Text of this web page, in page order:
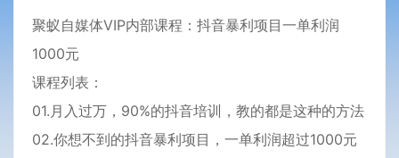
聚蚁自媒体VIP内部课程 ：抖音暴利项目一单利润
1000元
课程列表：
01.月入过万，90%的抖音培训 ，教的都是这种的方法
02.你想不到的抖音暴利项目，一单利润超过1000元